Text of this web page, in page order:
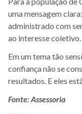
uma mensagem
administrado com
ao interesse coletivo.
Em um tema tão
confiança não se
resultados. E eles
Fonte: Assessoria